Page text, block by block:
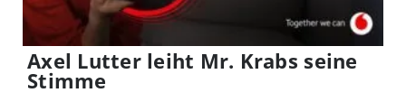
Axel Lutter leiht Mr. Krabs seine
Stimme